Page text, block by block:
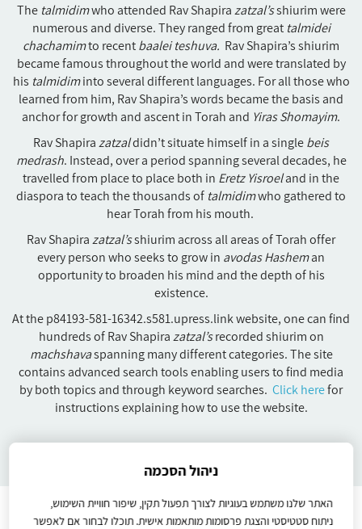
The talmidimwho attended Rav Shapirazatzal’sshiurim were
numerous and diverse. They ranged from great talmidei
chachamimto recentbaalei teshuva. Rav Shapira’s shiurim
became famous throughout the world and were translated by
his talmidiminto several different languages. For all those who
learned from him, Rav Shapira’s words became the basis and
anchor for growth and ascent in Torah and Yiras Shomayim.
Rav Shapirazatzaldidn’t situate himself in a singlebeis
medrash. Instead, over a period spanning several decades, he
travelled from place to place both in Eretz Yisroeland in the
diaspora to teach the thousands of talmidimwho gathered to
hear Torah from his mouth.
Rav Shapirazatzal’sshiurim across all areas of Torah offer
every person who seeks to grow in avodas Hasheman
opportunity to broaden his mind and the depth of his
existence.
At the p84193-581-16342.s581.upress.link website, one can find
hundreds of Rav Shapirazatzal’srecorded shiurim on
machshavaspanning many different categories. The site
contains advanced search tools enabling users to find media
by both topics and through keyword searches. Click herefor
instructions explaining how to use the website.
Instructions הוראות הפעלה יצירת קשר
להבין
ניהול הסכמה
האתר שלנו משתמש בעוגיות לצורך תפעול תקין, שיפור חוויית השימוש,
ניתוח סטטיסטי והצגת פרסומות מותאמות אישית. תוכלו לבחור אם לאפשר